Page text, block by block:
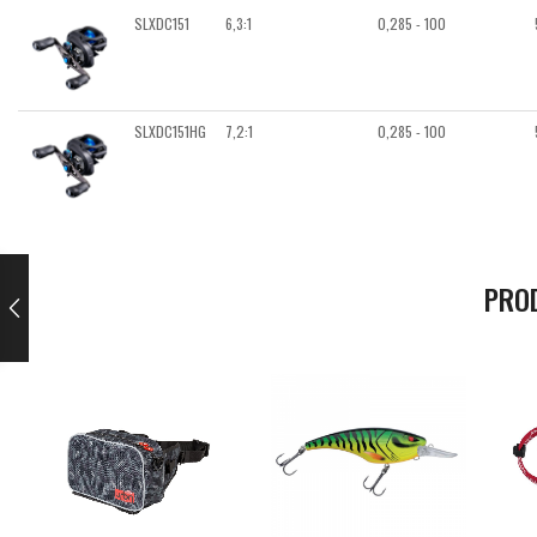
SLXDC151 6,3:1 0,285 - 100
SLXDC151HG 7,2:1 0,285 - 100